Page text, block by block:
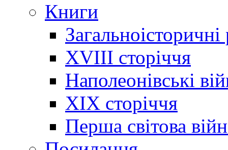
Книги
XVIII сторіччя
Наполеонівські
XIX сторіччя
Перша світова